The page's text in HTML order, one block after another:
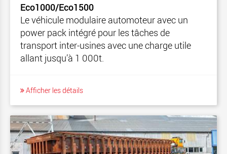
Eco1000/Eco1500
Le véhicule modulaire automoteur avec un
power pack intégré pour les tâches de
transport inter-usines avec une charge utile
allant jusqu’à 1 000t.
Afficher les détails